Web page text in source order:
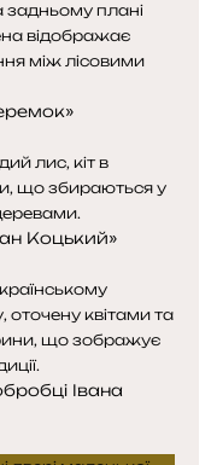
Коцький»
Івана